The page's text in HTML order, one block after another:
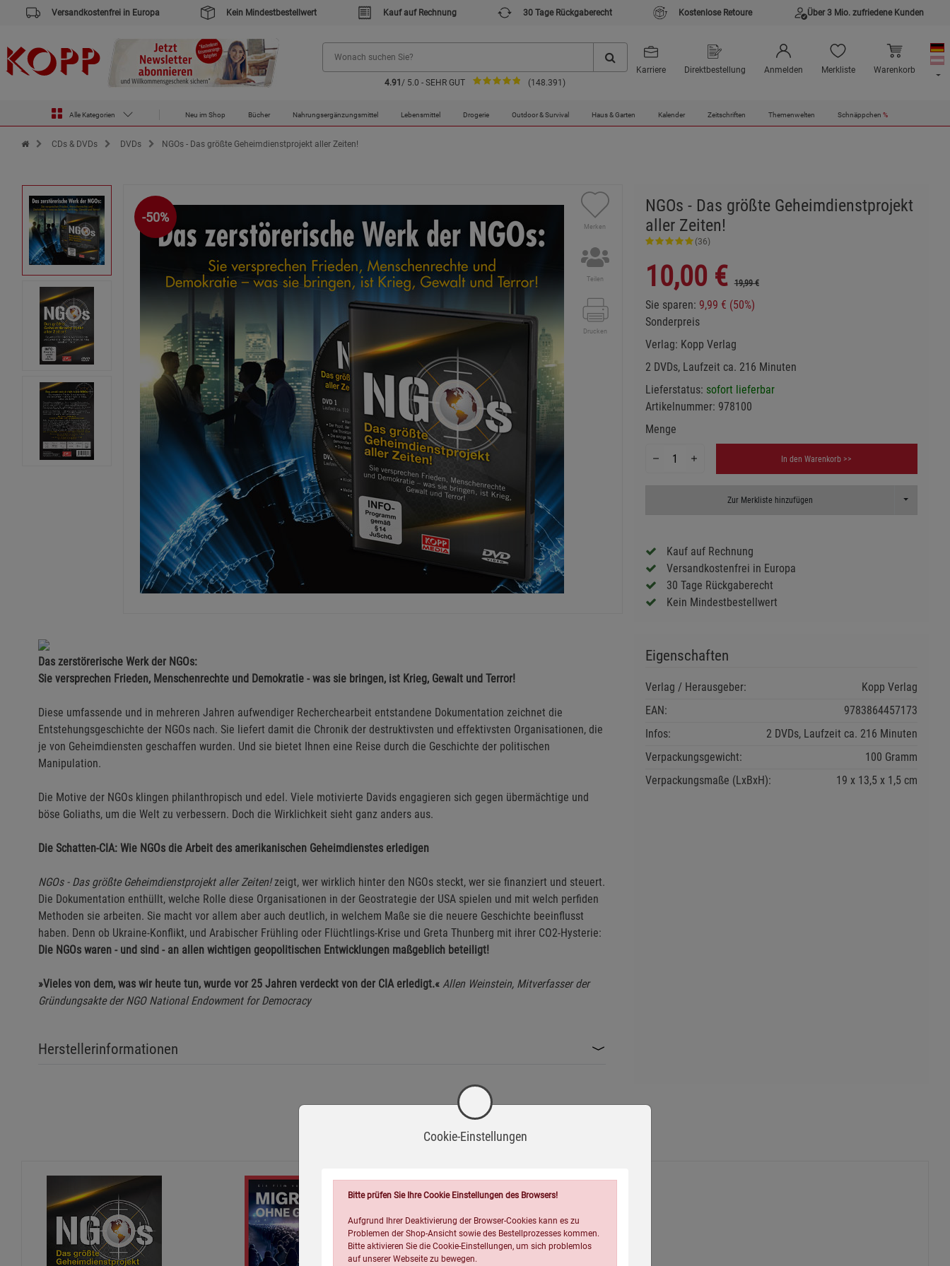
Versandkostenfrei in Europa Kein Mindestbestellwert Kauf auf Rechnung 30 Tage Rückgaberecht Kostenlose Retoure Über 3 Mio. zufriedene Kunden
4.91 / 5.0 - SEHR GUT (148.391)
Karriere Direktbestellung Anmelden Merkliste Warenkorb
Alle Kategorien Neu im Shop Bücher Nahrungsergänzungsmittel Lebensmittel Drogerie Outdoor & Survival Haus & Garten Kalender Zeitschriften Themenwelten Schnäppchen %
Zur Startseite des Kopp Verlag Online-Shop
CDs & DVDs DVDs NGOs - Das größte Geheimdienstprojekt aller Zeiten!
-50%
Merken
Teilen
Drucken
NGOs - Das größte Geheimdienstprojekt
aller Zeiten!
(36)
10,00 € 19,99 €
Sie sparen: 9,99 € (50%)
Sonderpreis
Verlag: Kopp Verlag
2 DVDs, Laufzeit ca. 216 Minuten
Lieferstatus: sofort lieferbar
Artikelnummer: 978100
Menge
In den Warenkorb >>
Zur Merkliste hinzufügen Toggle
Kauf auf Rechnung
Versandkostenfrei in Europa
30 Tage Rückgaberecht
Kein Mindestbestellwert
Das zerstörerische Werk der NGOs:
Sie versprechen Frieden, Menschenrechte und Demokratie - was sie bringen, ist Krieg, Gewalt und Terror!
Diese umfassende und in mehreren Jahren aufwendiger Recherchearbeit entstandene Dokumentation zeichnet die
Entstehungsgeschichte der NGOs nach. Sie liefert damit die Chronik der destruktivsten und effektivsten Organisationen, die
je von Geheimdiensten geschaffen wurden. Und sie bietet Ihnen eine Reise durch die Geschichte der politischen
Manipulation.
Die Motive der NGOs klingen philanthropisch und edel. Viele motivierte Davids engagieren sich gegen übermächtige und
böse Goliaths, um die Welt zu verbessern. Doch die Wirklichkeit sieht ganz anders aus.
Die Schatten-CIA: Wie NGOs die Arbeit des amerikanischen Geheimdienstes erledigen
NGOs - Das größte Geheimdienstprojekt aller Zeiten!zeigt, wer wirklich hinter den NGOs steckt, wer sie finanziert und steuert.
Die Dokumentation enthüllt, welche Rolle diese Organisationen in der Geostrategie der USA spielen und mit welch perfiden
Methoden sie arbeiten. Sie macht vor allem aber auch deutlich, in welchem Maße sie die neuere Geschichte beeinflusst
haben. Denn ob Ukraine-Konflikt, und Arabischer Frühling oder Flüchtlings-Krise und Greta Thunberg mit ihrer CO2-Hysterie:
Die NGOs waren - und sind - an allen wichtigen geopolitischen Entwicklungen maßgeblich beteiligt!
»Vieles von dem, was wir heute tun, wurde vor 25 Jahren verdeckt von der CIA erledigt.« Allen Weinstein, Mitverfasser der
Gründungsakte der NGO National Endowment for Democracy
Herstellerinformationen
Eigenschaften
Verlag / Herausgeber:
Kopp Verlag
EAN:
9783864457173
Infos:
2 DVDs, Laufzeit ca. 216 Minuten
Verpackungsgewicht:
100 Gramm
Verpackungsmaße (LxBxH):
19 13,5 1,5 cm
Wird oft zusammen bestellt:
Cookie-Einstellungen
Bitte prüfen Sie Ihre Cookie Einstellungen des Browsers!
Aufgrund Ihrer Deaktivierung der Browser-Cookies kann es zu
Problemen der Shop-Ansicht sowie des Bestellprozesses kommen.
Bitte aktivieren Sie die Cookie-Einstellungen, um sich problemlos
auf unserer Webseite zu bewegen.